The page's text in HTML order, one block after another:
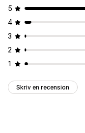
5
4
3
2
1
Skriv en recension